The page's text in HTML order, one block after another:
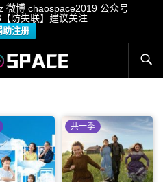
微博 chaospace2019 公众号
防失联】建议关注
助注册
共一季